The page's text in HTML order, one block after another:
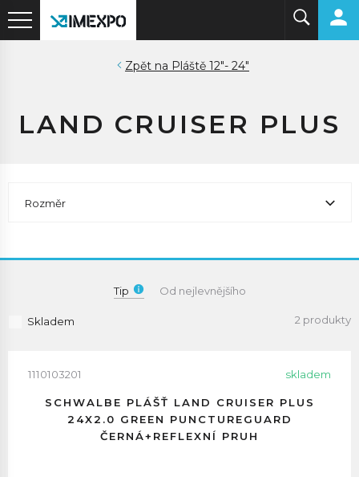
Pláště 12"- 24"
LAND CRUISER PLUS
Rozměr
Tip Od nejlevnějšího
Skladem 2 produkty
1110103201 skladem
SCHWALBE PLÁŠŤ LAND CRUISER PLUS
24X2.0 GREEN PUNCTUREGUARD
ČERNÁ+REFLEXNÍ PRUH